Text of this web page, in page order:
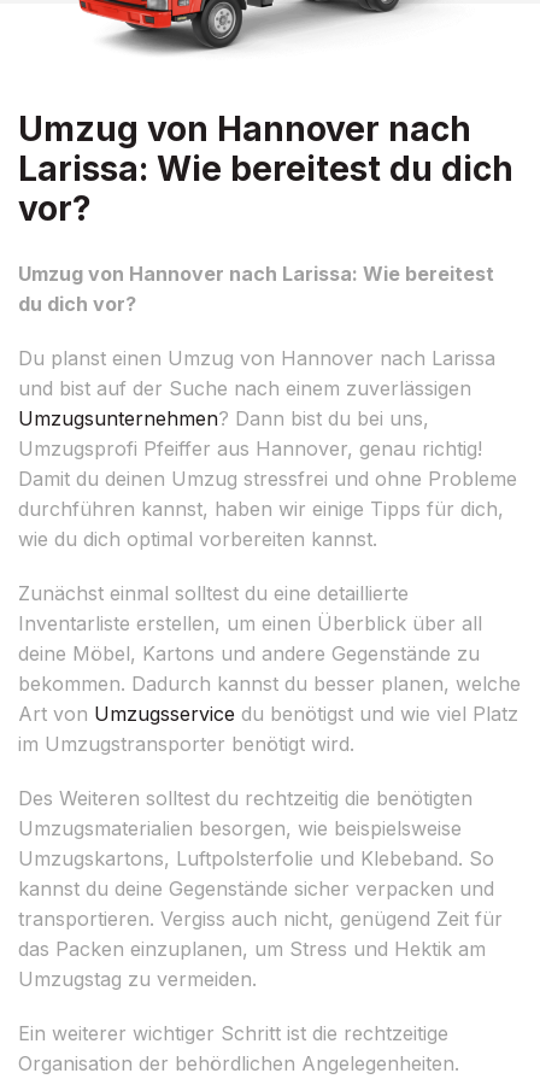
Umzug von Hannover nach
Larissa: Wie bereitest du dich
vor?
Umzug von Hannover nach Larissa: Wie bereitest
du dich vor?
Du planst einen Umzug von Hannover nach Larissa
und bist auf der Suche nach einem zuverlässigen
Umzugsunternehmen? Dann bist du bei uns,
Umzugsprofi Pfeiffer aus Hannover, genau richtig!
Damit du deinen Umzug stressfrei und ohne Probleme
durchführen kannst, haben wir einige Tipps für dich,
wie du dich optimal vorbereiten kannst.
Zunächst einmal solltest du eine detaillierte
Inventarliste erstellen, um einen Überblick über all
deine Möbel, Kartons und andere Gegenstände zu
bekommen. Dadurch kannst du besser planen, welche
Art von Umzugsservice du benötigst und wie viel Platz
im Umzugstransporter benötigt wird.
Des Weiteren solltest du rechtzeitig die benötigten
Umzugsmaterialien besorgen, wie beispielsweise
Umzugskartons, Luftpolsterfolie und Klebeband. So
kannst du deine Gegenstände sicher verpacken und
transportieren. Vergiss auch nicht, genügend Zeit für
das Packen einzuplanen, um Stress und Hektik am
Umzugstag zu vermeiden.
Ein weiterer wichtiger Schritt ist die rechtzeitige
Organisation der behördlichen Angelegenheiten.